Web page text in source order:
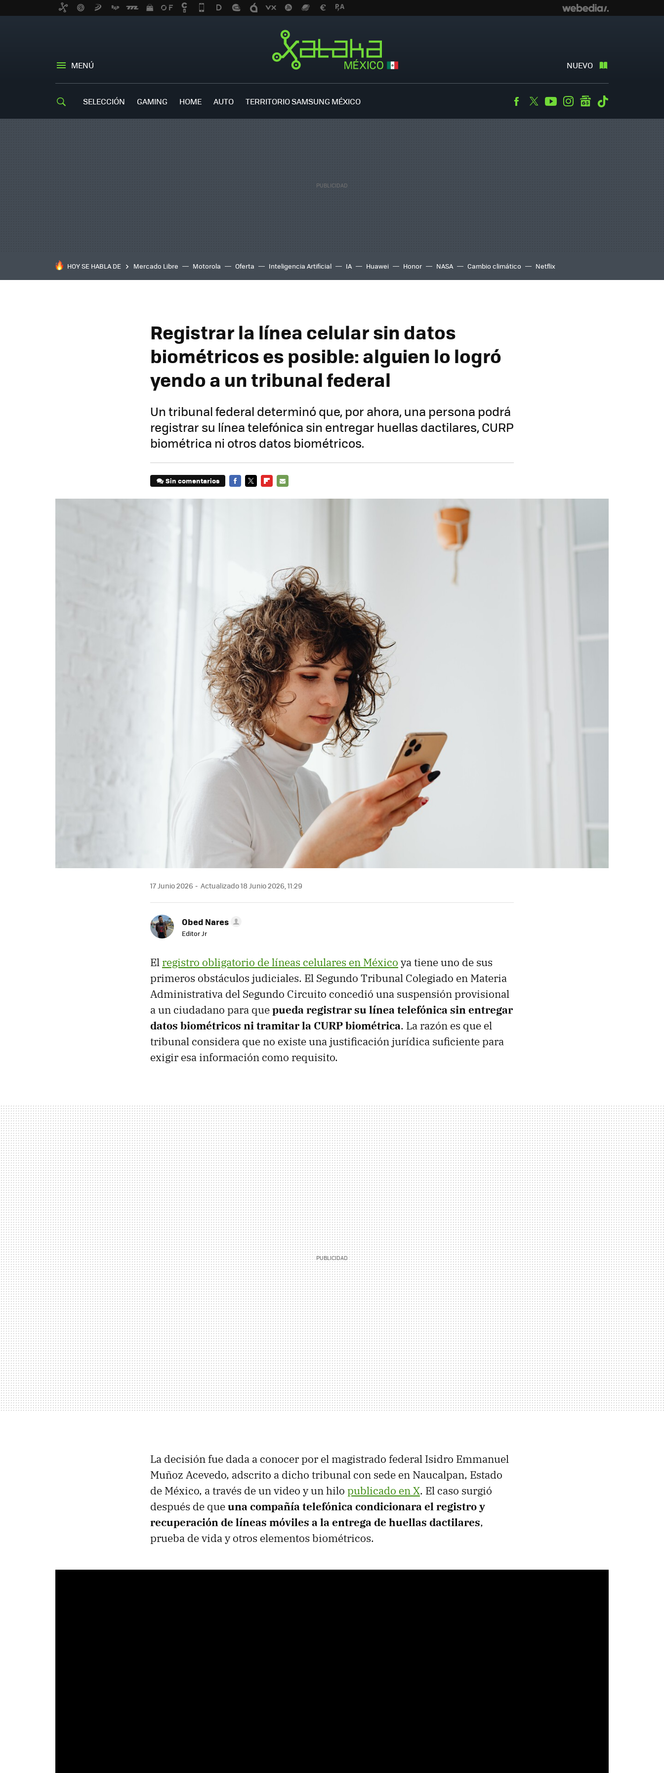
MENÚ NUEVO
SELECCIÓN GAMING HOME AUTO TERRITORIO SAMSUNG MÉXICO Facebook
TwitterYoutubeInstagramgooglenews
HOY SE HABLA DE Mercado Libre Motorola Oferta Inteligencia Artificial IA Huawei Honor NASA Cambio climático Netflix
Registrar la línea celular sin datos
biométricos es posible: alguien lo logró
yendo a un tribunal federal
Un tribunal federal determinó que, por ahora, una persona podrá
registrar su línea telefónica sin entregar huellas dactilares, CURP
biométrica ni otros datos biométricos.
Sin comentarios
17 Junio 2026 Actualizado 18 Junio 2026, 11:29
Obed Nares
Editor Jr
El registro obligatorio de líneas celulares en México ya tiene uno de sus
primeros obstáculos judiciales. El Segundo Tribunal Colegiado en Materia
Administrativa del Segundo Circuito concedió una suspensión provisional
a un ciudadano para quepueda registrar su línea telefónica sin entregar
datos biométricos ni tramitar la CURP biométrica. La razón es que el
tribunal considera que no existe una justificación jurídica suficiente para
exigir esa información como requisito.
La decisión fue dada a conocer por el magistrado federal Isidro Emmanuel
Muñoz Acevedo, adscrito a dicho tribunal con sede en Naucalpan, Estado
de México, a través de un video y un hilo publicado en X. El caso surgió
después de queuna compañía telefónica condicionara el registro y
recuperación de líneas móviles a la entrega de huellas dactilares,
prueba de vida y otros elementos biométricos.